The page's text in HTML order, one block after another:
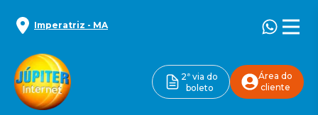
Imperatriz - MA
2ª via do
boleto
Área do
cliente